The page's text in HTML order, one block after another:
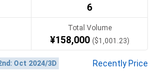
ースに興味を持ってくださる方がいる
を楽しみ、遊んでくださるかわかりま
・思いついたものを片っ端から作成し
6
Total Volume
¥158,000 ($1,001.23)
Oct 2024/3D
Recently Price